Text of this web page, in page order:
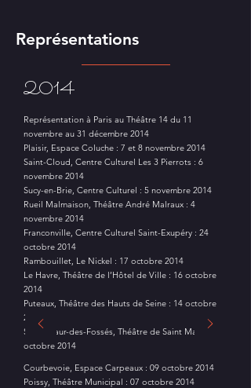
Représentations
2014
Représentation à Paris au Théâtre 14 du 11
novembre au 31 décembre 2014
Plaisir, Espace Coluche : 7 et 8 novembre 2014
Saint-Cloud, Centre Culturel Les 3 Pierrots : 6
novembre 2014
Sucy-en-Brie, Centre Culturel : 5 novembre 2014
Rueil Malmaison, Théâtre André Malraux : 4
novembre 2014
Franconville, Centre Culturel Saint-Exupéry : 24
octobre 2014
Rambouillet, Le Nickel : 17 octobre 2014
Le Havre, Théâtre de l’Hôtel de Ville : 16 octobre
2014
Puteaux, Théâtre des Hauts de Seine : 14 octobre
2014
Saint-Maur-des-Fossés, Théâtre de Saint Maur : 10
octobre 2014
Courbevoie, Espace Carpeaux : 09 octobre 2014
Poissy, Théâtre Municipal : 07 octobre 2014